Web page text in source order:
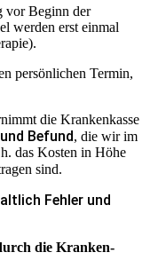
vor Beginn der
werden erst einmal
persönlichen Termin,
die Krankenkasse
Befund, die wir im
das Kosten in Höhe
sind.
Fehler und
die Kranken­